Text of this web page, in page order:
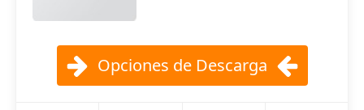
Opciones de Descarga